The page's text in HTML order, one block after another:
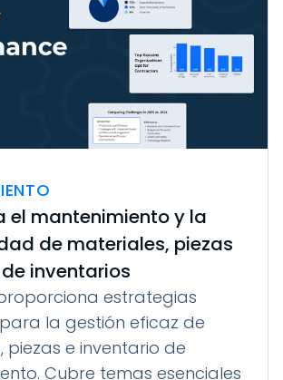
el mantenimiento y la
de materiales, piezas
inventarios
estrategias
la gestión eficaz de
piezas e inventario de
Cubre temas esenciales